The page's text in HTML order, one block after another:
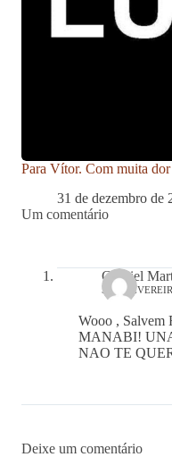
Para Vítor. Com muita dor
31 de dezembro de
Um comentário
Gabriel
5 DE
Wooo , Salvem
MANABI!
NAO TE
Deixe um comentário